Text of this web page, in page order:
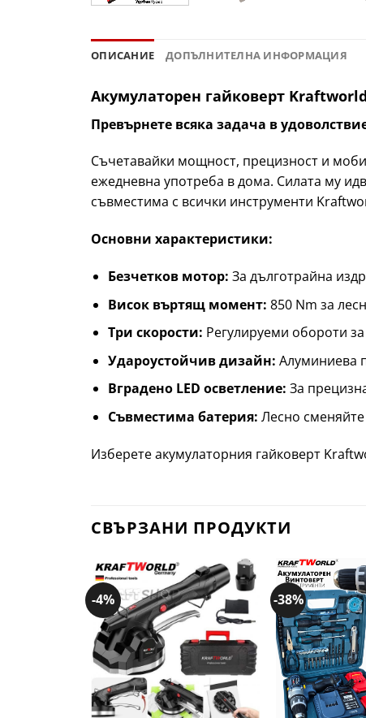
ОПИСАНИЕ ДОПЪЛНИТЕЛНА ИНФОРМАЦИЯ
Акумулаторен гайковерт
Превърнете всяка задача в
Съчетавайки мощност, прецизност и
ежедневна употреба в дома. Силата му
съвместима с всички инструменти
Основни характеристики:
Безчетков мотор: За дълготрайна
Висок въртящ момент: 850 Nm за
Три скорости: Регулируеми обороти
Удароустойчив дизайн: Алуминиева
Вградено LED осветление: За
Съвместима батерия: Лесно
Изберете акумулаторния гайковерт
СВЪРЗАНИ ПРОДУКТИ
-4%
Добави
в
желани
+
-38%
+